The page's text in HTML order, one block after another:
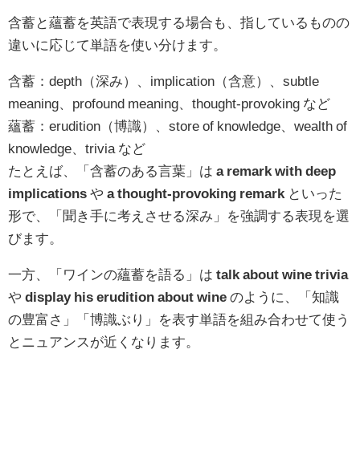
含蓄と蘊蓄を英語で表現する場合も、指しているものの
違いに応じて単語を使い分けます。
含蓄：depth（深み）、implication（含意）、subtle
meaning、profound meaning、thought-provoking など
蘊蓄：erudition（博識）、store of knowledge、wealth of
knowledge、trivia など
たとえば、「含蓄のある言葉」は a remark with deep
implications や a thought-provoking remark といった
形で、「聞き手に考えさせる深み」を強調する表現を選
びます。
一方、「ワインの蘊蓄を語る」は talk about wine trivia
や display his erudition about wine のように、「知識
の豊富さ」「博識ぶり」を表す単語を組み合わせて使う
とニュアンスが近くなります。